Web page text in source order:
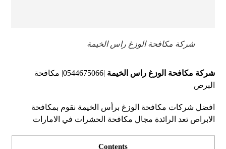
شركة مكافحة الوزغ راس الخيمة
شركة مكافحة الوزغ راس الخيمة
|0544675066| مكافحة
البرص
افضل شركات مكافحة الوزغ برأس الخيمة نقوم بمكافحة
الابراص تعد الرائدة مجال مكافحة الحشرات في الامارات
Contents